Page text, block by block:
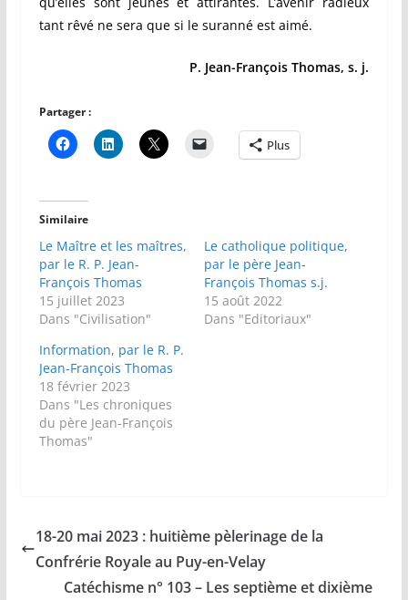
tant rêvé ne sera que si le suranné est aimé.
P. Jean-François Thomas, s. j.
Partager :
Plus
Similaire
Le Maître et les maîtres,
par le R. P. Jean-
François Thomas
15 juillet 2023
Dans "Civilisation"
Le catholique politique,
par le père Jean-
François Thomas s.j.
15 août 2022
Dans "Editoriaux"
Information, par le R. P.
Jean-François Thomas
18 février 2023
Dans "Les chroniques
du père Jean-François
Thomas"
18-20 mai 2023 : huitième pèlerinage de la
Confrérie Royale au Puy-en-Velay
Catéchisme n° 103 – Les septième et dixième